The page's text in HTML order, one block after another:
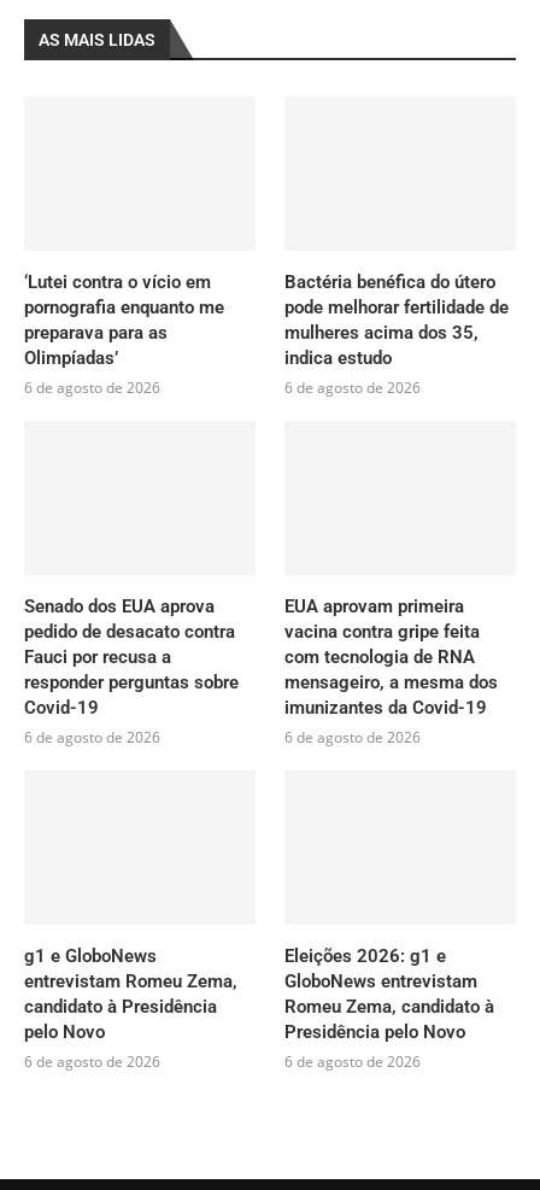
AS MAIS LIDAS
‘Lutei contra o vício em
pornografia enquanto me
preparava para as
Olimpíadas’
6 de agosto de 2026
Bactéria benéfica do útero
pode melhorar fertilidade de
mulheres acima dos 35,
indica estudo
6 de agosto de 2026
Senado dos EUA aprova
pedido de desacato contra
Fauci por recusa a
responder perguntas sobre
Covid-19
6 de agosto de 2026
EUA aprovam primeira
vacina contra gripe feita
com tecnologia de RNA
mensageiro, a mesma dos
imunizantes da Covid-19
6 de agosto de 2026
g1 e GloboNews
entrevistam Romeu Zema,
candidato à Presidência
pelo Novo
6 de agosto de 2026
Eleições 2026: g1 e
GloboNews entrevistam
Romeu Zema, candidato à
Presidência pelo Novo
6 de agosto de 2026